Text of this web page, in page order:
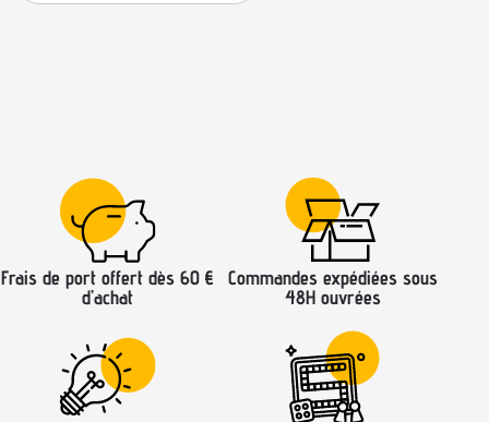
Frais de port offert dès 60 €
d’achat
Commandes expédiées sous
48H ouvrées